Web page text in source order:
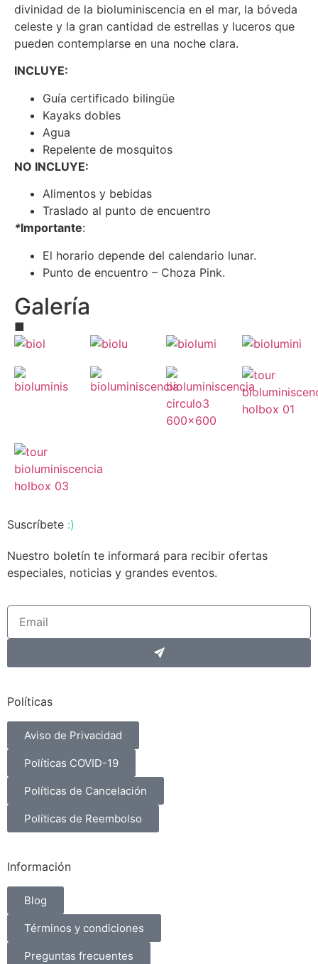
divinidad de la bioluminiscencia en el mar, la bóveda
celeste y la gran cantidad de estrellas y luceros que
pueden contemplarse en una noche clara.
INCLUYE:
Guía certificado bilingüe
Kayaks dobles
Agua
Repelente de mosquitos
NO INCLUYE:
Alimentos y bebidas
Traslado al punto de encuentro
*Importante:
El horario depende del calendario lunar.
Punto de encuentro – Choza Pink.
Galería
■
Suscríbete :)
Nuestro boletín te informará para recibir ofertas
especiales, noticias y grandes eventos.
Políticas
Aviso de Privacidad
Políticas COVID-19
Políticas de Cancelación
Políticas de Reembolso
Información
Blog
Términos y condiciones
Preguntas frecuentes